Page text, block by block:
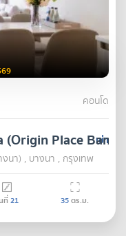
คอนโด
เช่า
(Origin Place
นา) , บางนา , กรุงเทพ
ที่21 35ตร.ม.